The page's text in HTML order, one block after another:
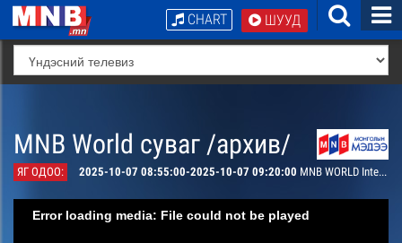
ШУУД
CHART
MNB World суваг /архив/
ЯГ ОДОО: 2025-10-07 08:55:00-2025-10-07 09:20:00 MNB WORLD Interview: Ban Ki Moon
Error loading media: File could not be played